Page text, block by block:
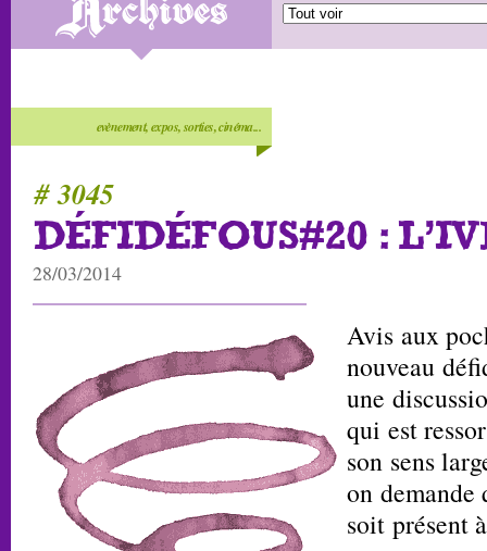
evènement, expos, sorties, cinéma...
# 3045
DÉFIDÉFOUS#20 :
28/03/2014
Avis aux
nouveau
une
qui est
son sens
on
soit présent